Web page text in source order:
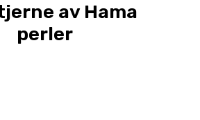
av Hama
perler